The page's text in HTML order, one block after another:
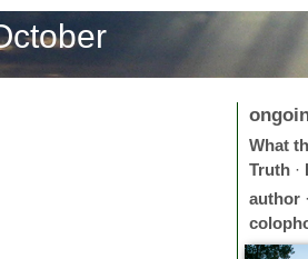
What
Truth ·
author ·